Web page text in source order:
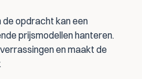
de opdracht kan een
prijsmodellen hanteren.
en maakt de